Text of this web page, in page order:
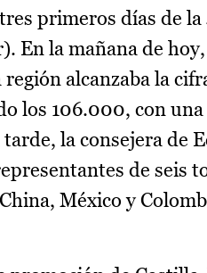
primeros días de
En la mañana de
alcanzaba la
los 106.000, con
la consejera de
de seis
México y